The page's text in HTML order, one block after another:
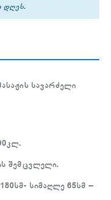
დღეს.
სავარძელი
შემცვლელი.
სიმაღლე 65სმ –